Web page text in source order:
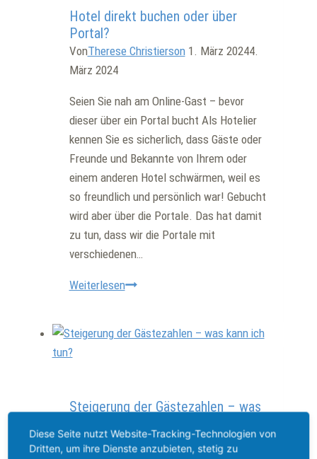
kommt
Corona
Reisebranche?
Hotel direkt buchen oder über
Portal?
VonTherese Christierson 1. März 20244.
März 2024
Seien Sie nah am Online-Gast – bevor
dieser über ein Portal bucht Als Hotelier
kennen Sie es sicherlich, dass Gäste oder
Freunde und Bekannte von Ihrem oder
einem anderen Hotel schwärmen, weil es
so freundlich und persönlich war! Gebucht
wird aber über die Portale. Das hat damit
zu tun, dass wir die Portale mit
verschiedenen…
WeiterlesenHotel
oder
Steigerung der Gästezahlen – was
VonTherese Christierson 26. Februar
Diese Seite nutzt Website-Tracking-Technologien von
Dritten, um ihre Dienste anzubieten, stetig zu